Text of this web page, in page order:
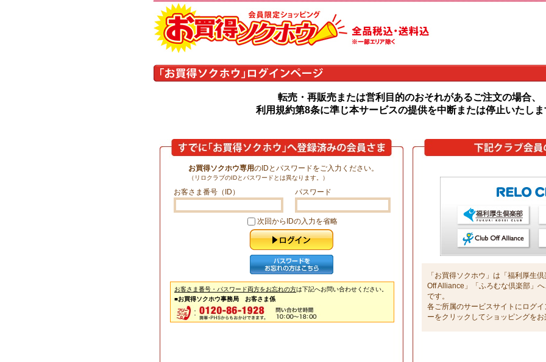
転売・再販売または営利目的のおそれがあるご注文の場合、
利用規約第8条に準じ本サービスの提供を中断または停止いたしま
お買得ソクホウ専用のIDとパスワードをご入力ください。
（リロクラブのIDとパスワードとは異なります。）
お客さま番号（ID） パスワード
次回からIDの入力を省略
お客さま番号・パスワード両方をお忘れの方は下記へお問い合わせください。
■お買得ソクホウ事務局 お客さま係
「お買得ソクホウ」は「福利厚生
Off Alliance」「ふろむな倶楽部」
です。
各ご所属のサービスサイトにログ
ーをクリックしてショッピングを